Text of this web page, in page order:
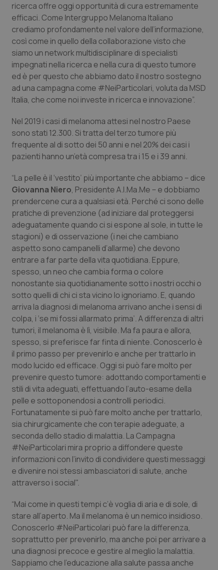
Puglia
Sardegna
Sicilia
Toscana
Valle D’Aosta
Veneto
Malattie rare
Malattia di Crohn & Rettocolite Ulcerosa
Neuroscienze & patologie neurodegenerative
Obesità
Oncodermatologia
Oncoematologia
Oncologia & Nutrizione
Psoriasi & pelle
Quotidiano Cardiologia
Quotidiano Chirurgia
Quotidiano Oncologia
Quotidiano Pediatria
Rene & patologie urogenitali
Salute orale & impianti
Sangue & coagulazione
Tiroide
Tumore al seno
Tumore ovarico
Tumori del Polmone & Testa Collo
Tumori gastrointestinali
Ulcera & Reflusso
Vaccini
ricerca offre oggi opportunità di cura estremamente
efficaci. Come Intergruppo Melanoma Italiano
crediamo profondamente nel valore dell’informazione,
così come in quello della collaborazione visto che
siamo un network multidisciplinare di specialisti
impegnati nella ricerca e nella cura di questo tumore
ed è per questo che abbiamo dato il nostro sostegno
ad una campagna come #NeiParticolari, voluta da MSD
Italia, che come noi investe in ricerca e innovazione”.
Nel 2019 i casi di melanoma attesi nel nostro Paese
sono stati 12.300. Si tratta del terzo tumore più
frequente al di sotto dei 50 anni e nel 20% dei casi i
pazienti hanno un’età compresa tra i 15 e i 39 anni.
“La pelle è il ‘vestito’ più importante che abbiamo – dice
Giovanna Niero, Presidente A.I.Ma.Me – e dobbiamo
prendercene cura a qualsiasi età. Perché ci sono delle
pratiche di prevenzione (ad iniziare dal proteggersi
adeguatamente quando ci si espone al sole, in tutte le
stagioni) e di osservazione (i nei che cambiano
aspetto sono campanelli d’allarme) che devono
entrare a far parte della vita quotidiana. Eppure,
spesso, un neo che cambia forma o colore
nonostante sia quotidianamente sotto i nostri occhi o
sotto quelli di chi ci sta vicino lo ignoriamo. E, quando
arriva la diagnosi di melanoma arrivano anche i sensi di
colpa, i ‘se mi fossi allarmato prima’. A differenza di altri
tumori, il melanoma è lì, visibile. Ma fa paura e allora,
spesso, si preferisce far finta di niente. Conoscerlo è
il primo passo per prevenirlo e anche per trattarlo in
modo lucido ed efficace. Oggi si può fare molto per
prevenire questo tumore: adottando comportamenti e
stili di vita adeguati, effettuando l’auto-esame della
pelle e sottoponendosi a controlli periodici.
Fortunatamente si può fare molto anche per trattarlo,
sia chirurgicamente che con terapie adeguate, a
seconda dello stadio di malattia. La Campagna
#NeiParticolari mira proprio a diffondere queste
informazioni con l’invito di condividere questi messaggi
e divenire noi stessi ambasciatori di salute, anche
attraverso i social".
“Mai come in questi tempi c’è voglia di aria e di sole, di
stare all’aperto. Ma il melanoma è un nemico insidioso.
Conoscerlo #NeiParticolari può fare la differenza,
soprattutto per prevenirlo, ma anche poi per arrivare a
una diagnosi precoce e gestire al meglio la malattia.
Sappiamo che l’educazione alla salute passa anche